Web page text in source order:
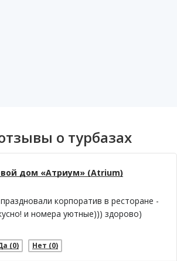
о турбазах
дом «Атриум» (Atrium)
корпоратив в ресторане -
и номера уютные))) здорово)
(0) Нет (0)